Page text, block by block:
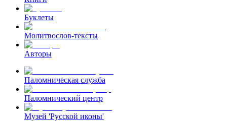
Буклеты
Молитвослов-тексты
Авторы
Паломническая служба
Паломнический центр
Музей 'Русской иконы'